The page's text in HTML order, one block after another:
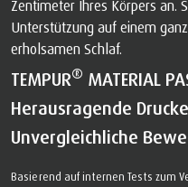
Zentimeter Ihres Körpers an.
Unterstützung auf einem
erholsamen Schlaf.
TEMPUR® MATERIAL
Herausragende
Unvergleichliche
Basierend auf internen Tests zum